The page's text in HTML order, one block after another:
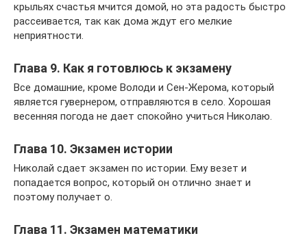
крыльях счастья мчится домой, но эта радость быстро
рассеивается, так как дома ждут его мелкие
неприятности.
Глава 9. Как я готовлюсь к экзамену
Все домашние, кроме Володи и Сен-Жерома, который
является гувернером, отправляются в село. Хорошая
весенняя погода не дает спокойно учиться Николаю.
Глава 10. Экзамен истории
Николай сдает экзамен по истории. Ему везет и
попадается вопрос, который он отлично знает и
поэтому получает о.
Глава 11. Экзамен математики